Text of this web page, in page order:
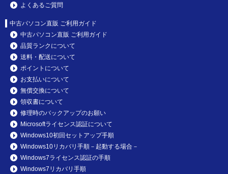
よくあるご質問
中古パソコン直販 ご利用ガイド
中古パソコン直販 ご利用ガイド
品質ランクについて
送料・配送について
ポイントについて
お支払いについて
無償交換について
領収書について
修理時のバックアップのお願い
Microsoftライセンス認証について
Windows10初回セットアップ手順
Windows10リカバリ手順－起動する場合－
Windows7ライセンス認証の手順
Windows7リカバリ手順